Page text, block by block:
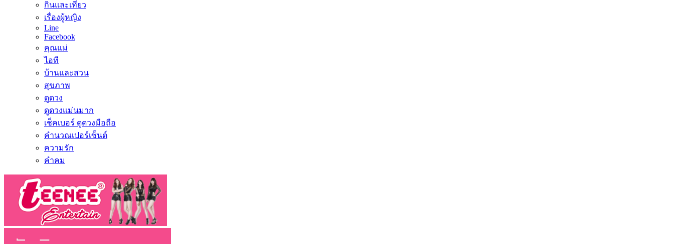
กินและเที่ยว
เรื่องผู้หญิง
Line
Facebook
คุณแม่
ไอที
บ้านและสวน
สุขภาพ
ดูดวง
ดูดวงแม่นมาก
เช็คเบอร์ ดูดวงมือถือ
คำนวณเปอร์เซ็นต์
ความรัก
คำคม